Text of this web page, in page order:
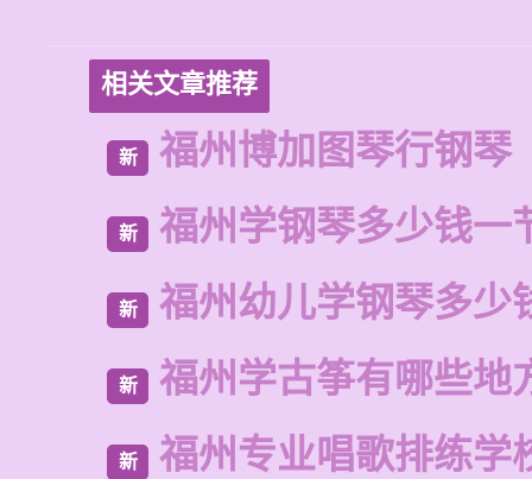
相关文章推荐
新 福州博加图琴行钢琴
新 福州学钢琴多少钱一
新 福州幼儿学钢琴多少
新 福州学古筝有哪些地
新 福州专业唱歌排练学